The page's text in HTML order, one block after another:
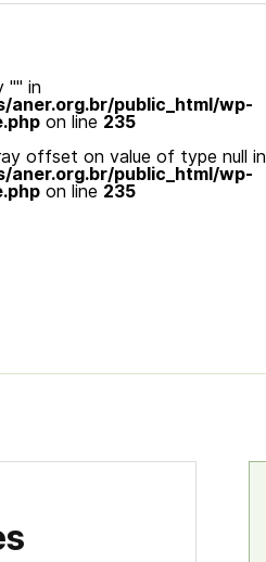
"" in
aner.org.br/public_html/wp-
on line 235
offset on value of type null in
aner.org.br/public_html/wp-
on line 235